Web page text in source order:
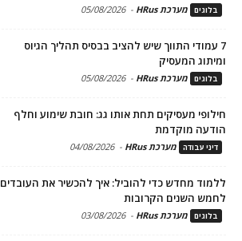
בלוגים מערכת HRus -
05/08/2026
7 עמודי התווך שיש להציב בבסיס תהליך הגיוס
ומיתוג המעסיק
בלוגים מערכת HRus -
05/08/2026
חילופי מעסיקים תחת אותו גג: חובת שימוע וחלף
הודעה מוקדמת
דיני עבודה מערכת HRus -
04/08/2026
ללמוד מחדש כדי להוביל: איך להכשיר את העובדים
לחמש השנים הקרובות
בלוגים מערכת HRus -
03/08/2026